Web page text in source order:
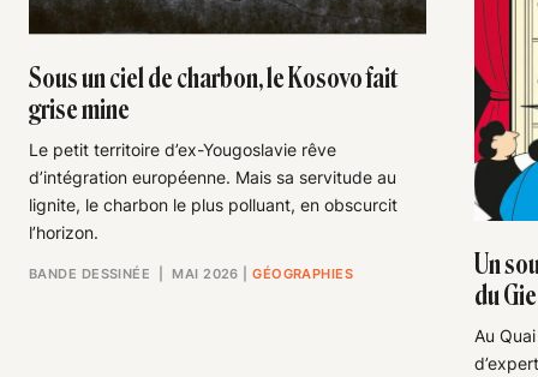
Sous un ciel de charbon, le Kosovo fait
grise mine
Le petit territoire d’ex-Yougoslavie rêve
d’intégration européenne. Mais sa servitude au
lignite, le charbon le plus polluant, en obscurcit
l’horizon.
BANDE DESSINÉE | MAI 2026 |GÉOGRAPHIES
Un
du
Au